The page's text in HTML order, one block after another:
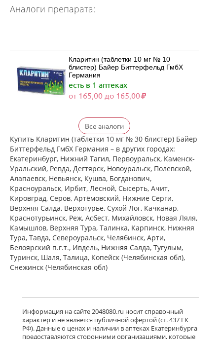
Аналоги препарата:
Кларитин (таблетки 10 мг № 10
блистер) Байер Биттерфельд ГмбХ
Германия
есть в 1 аптеках
от 165,00 до 165,00
Кларитин (таблетки 10 мг № 30
блистер) Байер Биттерфельд ГмбХ
Германия
есть в 1 аптеках
от 372,00 до 372,00
Кларотадин (таблетки 10 мг N10)
Акрихин ХФК ОАО - Россия
Московская область, Нагинский р-н,
Старая Купавна
Нет в аптеках города
Кларитин (таблетки 10 мг № 7
блистер) Байер Биттерфельд ГмбХ
Германия
Нет в аптеках города
Кларотадин (таблетки 10 мг N7)
Акрихин ХФК ОАО - Россия
Московская область, Нагинский р-н,
Старая Купавна
Все аналоги
Купить Кларитин (таблетки 10 мг № 30 блистер) Байер
Биттерфельд ГмбХ Германия – в других городах:
Екатеринбург, Нижний Тагил, Первоуральск, Каменск-
Уральский, Ревда, Дегтярск, Новоуральск, Полевской,
Алапаевск, Невьянск, Кушва, Богданович,
Красноуральск, Ирбит, Лесной, Сысерть, Ачит,
Кировград, Серов, Артёмовский, Нижние Cерги,
Верхняя Салда, Верхотурье, Сухой Лог, Качканар,
Краснотурьинск, Реж, Асбест, Михайловск, Новая Ляля,
Камышлов, Верхняя Тура, Талинка, Карпинск, Нижняя
Тура, Тавда, Североуральск, Челябинск, Арти,
Белоярский п.г.т., Ивдель, Нижняя Салда, Тугулым,
Туринск, Шаля, Талица, Копейск (Челябинская обл),
Снежинск (Челябинская обл)
Информация на сайте 2048080.ru носит справочный
характер и не является публичной офертой (ст. 437 ГК
РФ). Данные о ценах и наличии в аптеках Екатеринбурга
предоставляются сторонними организациями, которые